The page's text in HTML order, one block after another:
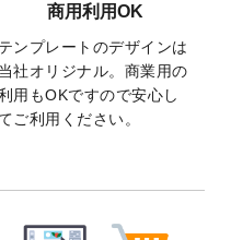
解説！」を公開いたしまし
配置・差し替え・トリミン
ト間でパーツを流用する
しました。
ダーのデザインテンプレ
ました。
商用利用OK
テンプレートのデザインは
当社オリジナル。商業用の
用もOKですので安心し
てご利用ください。